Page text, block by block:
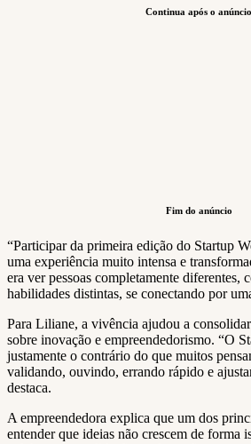
Continua após o anúncio
Fim do anúncio
“Participar da primeira edição do Startup
uma experiência muito intensa e
era ver pessoas completamente diferentes,
habilidades distintas, se conectando por
Para Liliane, a vivência ajudou a
sobre inovação e empreendedorismo. “O
justamente o contrário do que muitos
validando, ouvindo, errando rápido e
destaca.
A empreendedora explica que um dos
entender que ideias não crescem de forma